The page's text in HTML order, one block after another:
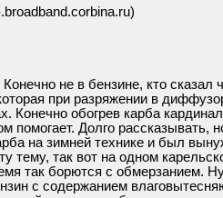
не в бензине, кто сказал
при разряжении в
Конечно обогрев карба
помогает. Долго рассказывать,
на зимней технике и был
тему, так вот на одном
так борются с обмерзанием.
с содержанием